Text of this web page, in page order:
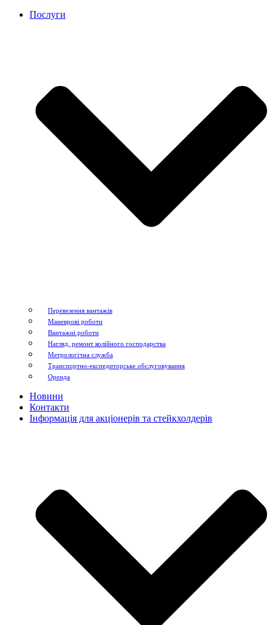
Послуги
Перевезення вантажів
Маневрові роботи
Вантажні роботи
Нагляд, ремонт колійного господарства
Метрологічна служба
Транспортно-експедиторське обслуговування
Оренда
Новини
Контакти
Інформація для акціонерів та стейкхолдерів